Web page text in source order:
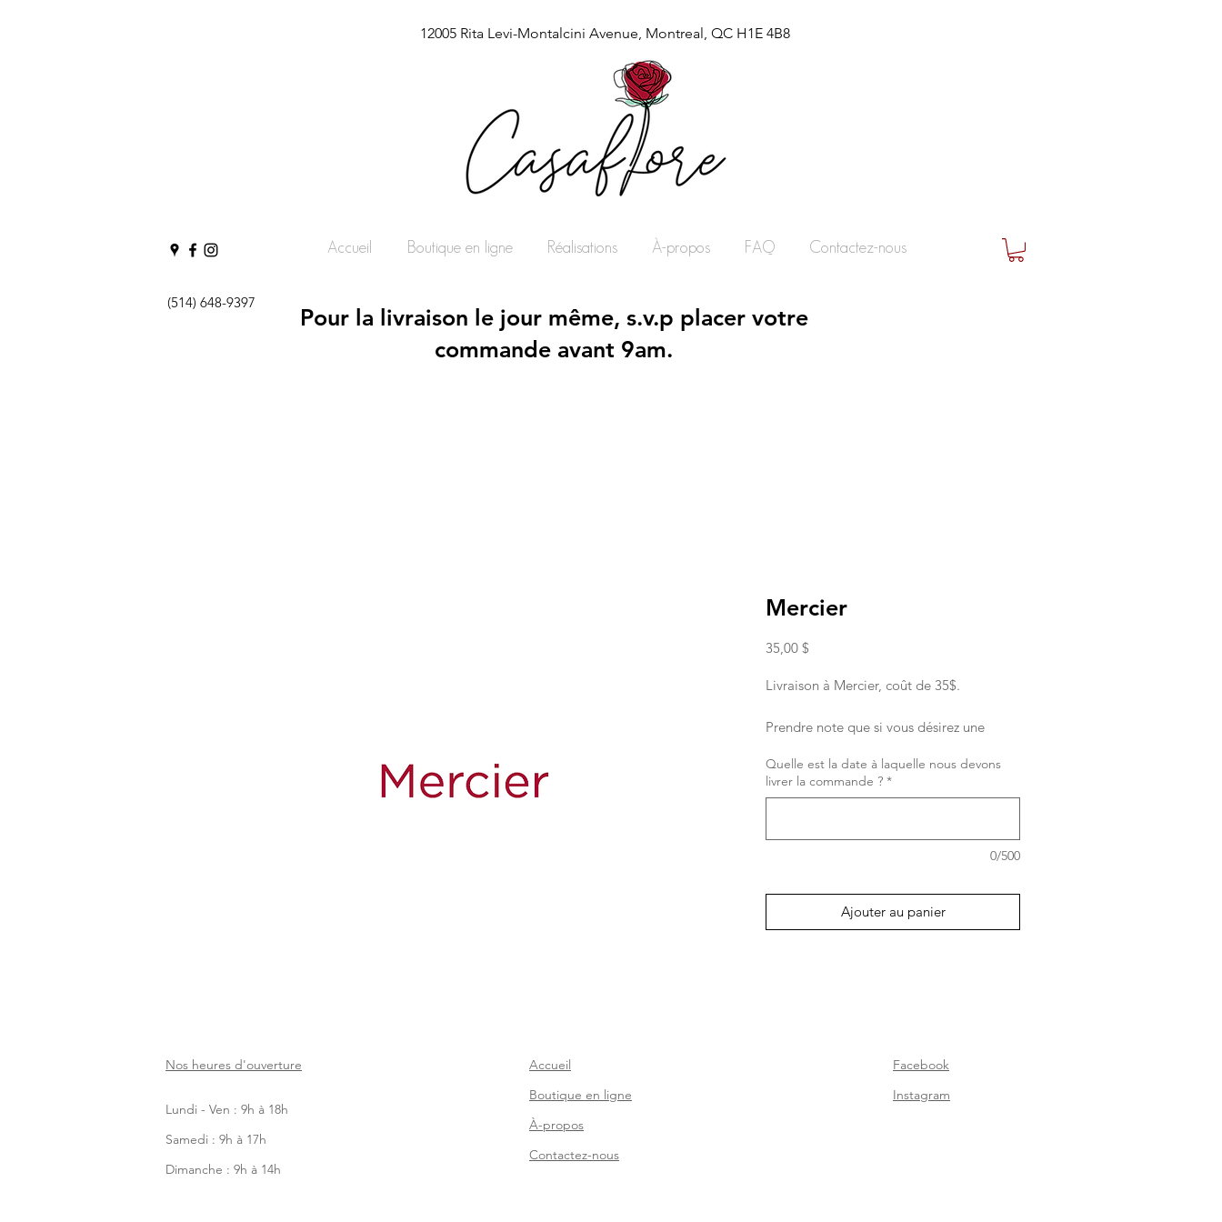
12005 Rita Levi-Montalcini Avenue, Montreal, QC H1E 4B8
(514) 648-9397
Accueil Boutique en ligne Réalisations À-propos FAQ Contactez-nous
Pour la livraison le jour même, s.v.p placer votre
commande avant 9am.
Mercier
35,00 $
Livraison à Mercier, coût de 35$.
Prendre note que si vous désirez une
placer la commande la veille.
Si vous désirez passer une commande
Quelle est la date à laquelle nous devons
livrer la commande ? *
0/500
Ajouter au panier
Nos heures d'ouverture
Lundi - Ven : 9h à 18h
Samedi : 9h à 17h
Dimanche : 9h à 14h
Accueil
Boutique en ligne
À-propos
Contactez-nous
Facebook
Instagram